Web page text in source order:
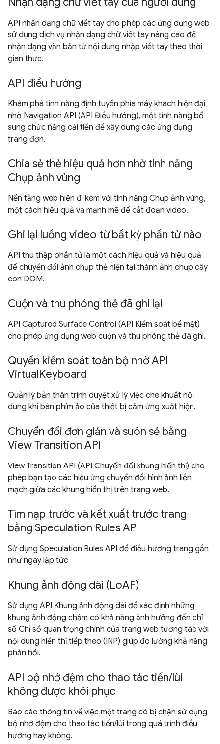
API nhận dạng chữ viết tay cho phép các ứng dụng web
sử dụng dịch vụ nhận dạng chữ viết tay nâng cao để
nhận dạng văn bản từ nội dung nhập viết tay theo thời
gian thực.
API điều hướng
Khám phá tính năng định tuyến phía máy khách hiện đại
nhờ Navigation API (API Điều hướng), một tính năng bổ
sung chức năng cải tiến để xây dựng các ứng dụng
trang đơn.
Chia sẻ thẻ hiệu quả hơn nhờ tính năng
Chụp ảnh vùng
Nền tảng web hiện đi kèm với tính năng Chụp ảnh vùng,
một cách hiệu quả và mạnh mẽ để cắt đoạn video.
Ghi lại luồng video từ bất kỳ phần tử nào
API thu thập phần tử là một cách hiệu quả và hiệu quả
để chuyển đổi ảnh chụp thẻ hiện tại thành ảnh chụp cây
con DOM.
Cuộn và thu phóng thẻ đã ghi lại
API Captured Surface Control (API Kiểm soát bề mặt)
cho phép ứng dụng web cuộn và thu phóng thẻ đã ghi.
Quyền kiểm soát toàn bộ nhờ API
VirtualKeyboard
Quản lý bản thân trình duyệt xử lý việc che khuất nội
dung khi bàn phím ảo của thiết bị cảm ứng xuất hiện.
Chuyển đổi đơn giản và suôn sẻ bằng
View Transition API
View Transition API (API Chuyển đổi khung hiển thị) cho
phép bạn tạo các hiệu ứng chuyển đổi hình ảnh liền
mạch giữa các khung hiển thị trên trang web.
Tìm nạp trước và kết xuất trước trang
bằng Speculation Rules API
Sử dụng Speculation Rules API để điều hướng trang gần
như ngay lập tức
Khung ảnh động dài (LoAF)
Sử dụng API Khung ảnh động dài để xác định những
khung ảnh động chậm có khả năng ảnh hưởng đến chỉ
số Chỉ số quan trọng chính của trang web tương tác với
nội dung hiển thị tiếp theo (INP) giúp đo lường khả năng
phản hồi.
API bộ nhớ đệm cho thao tác tiến/lùi
không được khôi phục
Báo cáo thông tin về việc một trang có bị chặn sử dụng
bộ nhớ đệm cho thao tác tiến/lùi trong quá trình điều
hướng hay không.